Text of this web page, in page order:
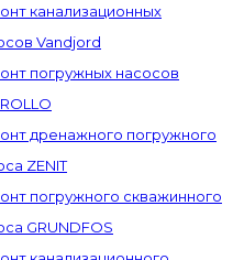
канализационных
Vandjord
погружных насосов
дренажного погружного
ZENIT
погружного скважинного
GRUNDFOS